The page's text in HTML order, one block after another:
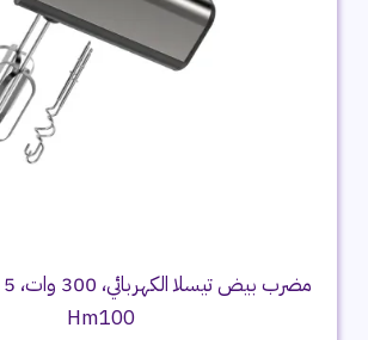
Hm100